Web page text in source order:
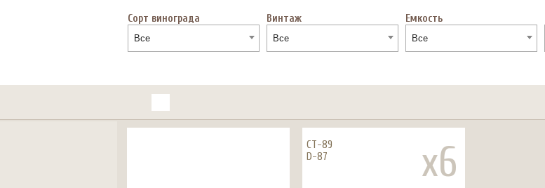
Сорт винограда
Все
Винтаж
Все
Емкость
Все
x6
CT-89
D-87